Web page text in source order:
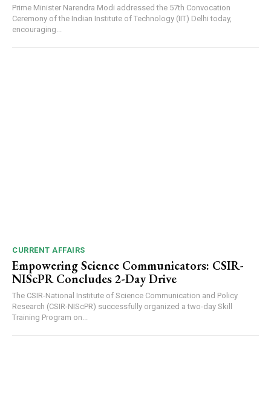
Prime Minister Narendra Modi addressed the 57th Convocation
Ceremony of the Indian Institute of Technology (IIT) Delhi today,
encouraging...
CURRENT AFFAIRS
Empowering Science Communicators: CSIR-
NIScPR Concludes 2-Day Drive
The CSIR-National Institute of Science Communication and Policy
Research (CSIR-NIScPR) successfully organized a two-day Skill
Training Program on...